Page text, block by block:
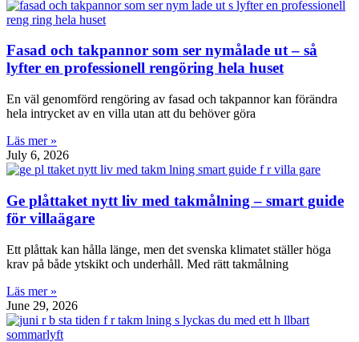
Fasad och takpannor som ser nymålade ut – så
lyfter en professionell rengöring hela huset
En väl genomförd rengöring av fasad och takpannor kan förändra
hela intrycket av en villa utan att du behöver göra
Läs mer »
July 6, 2026
Ge plåttaket nytt liv med takmålning – smart guide
för villaägare
Ett plåttak kan hålla länge, men det svenska klimatet ställer höga
krav på både ytskikt och underhåll. Med rätt takmålning
Läs mer »
June 29, 2026